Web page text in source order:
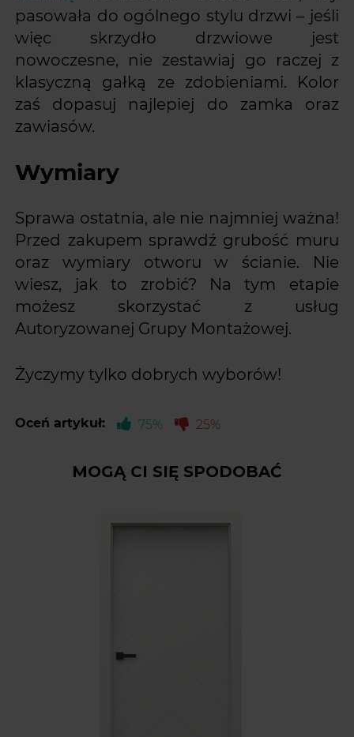
pasowała do ogólnego stylu drzwi – jeśli
więc skrzydło drzwiowe jest
nowoczesne, nie zestawiaj go raczej z
klasyczną gałką ze zdobieniami. Kolor
zaś dopasuj najlepiej do zamka oraz
zawiasów.
Wymiary
Sprawa ostatnia, ale nie najmniej ważna!
Przed zakupem sprawdź grubość muru
oraz wymiary otworu w ścianie. Nie
wiesz, jak to zrobić? Na tym etapie
możesz skorzystać z usług
Autoryzowanej Grupy Montażowej.
Życzymy tylko dobrych wyborów!
Oceń artykuł: 75% 25%